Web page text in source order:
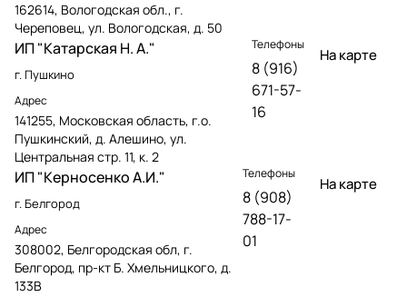
162614, Вологодская обл., г.
Череповец, ул. Вологодская, д. 50
ИП "Катарская Н. А."
г. Пушкино
Адрес
141255, Московская область, г.о.
Пушкинский, д. Алешино, ул.
Центральная стр. 11, к. 2
Телефоны
8 (916)
671-57-
16
На карте
ИП "Керносенко А.И."
г. Белгород
Адрес
308002, Белгородская обл, г.
Белгород, пр-кт Б. Хмельницкого, д.
133В
Телефоны
8 (908)
788-17-
01
На карте